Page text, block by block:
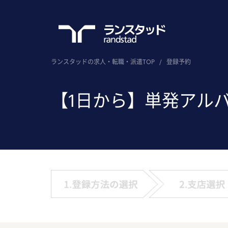
ランスタッドの求人・転職・派遣TOP / 登録予約
【1日から】単発アル